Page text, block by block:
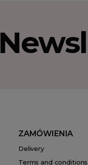
ZAMÓWIENIA
Delivery
Terms and